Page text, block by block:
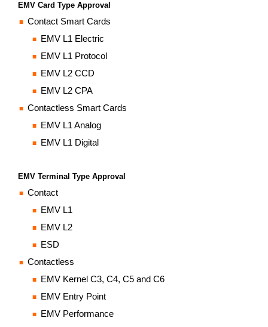
EMV Card Type Approval
Contact Smart Cards
EMV L1 Electric
EMV L1 Protocol
EMV L2 CCD
EMV L2 CPA
Contactless Smart Cards
EMV L1 Analog
EMV L1 Digital
EMV Terminal Type Approval
Contact
EMV L1
EMV L2
ESD
Contactless
EMV Kernel C3, C4, C5 and C6
EMV Entry Point
EMV Performance